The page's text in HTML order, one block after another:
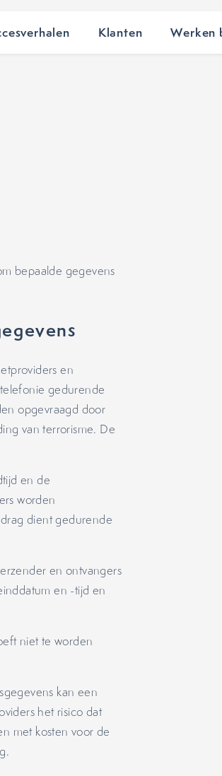
Klanten Werken
bepaalde gegevens
en
gedurende
opgevraagd door
van terrorisme. De
en de
worden
dient gedurende
en ontvangers
en -tijd en
niet te worden
kan een
het risico dat
met kosten voor de